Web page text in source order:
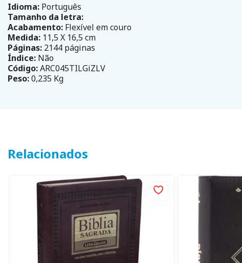
Idioma: Português
Tamanho da letra:
Acabamento: Flexível em couro
Medida: 11,5 X 16,5 cm
Páginas: 2144 páginas
Índice: Não
Código:ARC045TILGiZLV
Peso:0,235 Kg
Relacionados